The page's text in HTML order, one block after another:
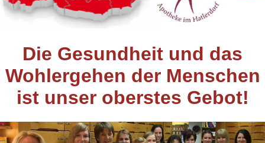
Die Gesundheit und das
Wohlergehen der Menschen
ist unser oberstes Gebot!